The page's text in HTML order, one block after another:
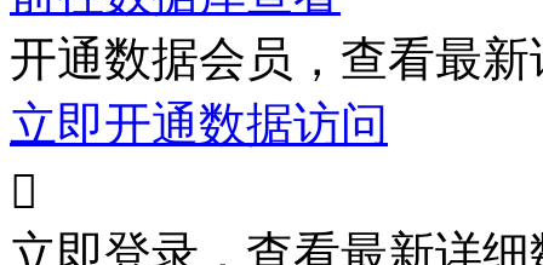
开通数据会员，查看最
立即开通数据访问

立即登录，查看最新详细